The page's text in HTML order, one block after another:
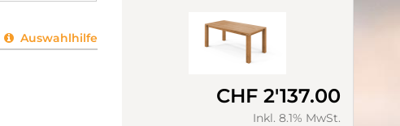
Auswahlhilfe
CHF 2'137.00
Inkl. 8.1% MwSt.